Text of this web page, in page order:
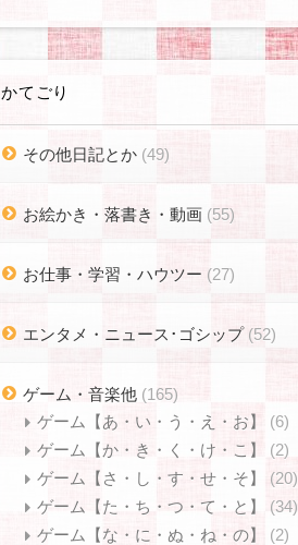
かてごり
その他日記とか (49)
お絵かき・落書き・動画 (55)
お仕事・学習・ハウツー (27)
エンタメ・ニュース･ゴシップ(52)
ゲーム・音楽他 (165)
ゲーム【あ・い・う・え・お】
(6)
ゲーム【か・き・く・け・こ】
(2)
ゲーム【さ・し・す・せ・そ】
(20)
ゲーム【た・ち・つ・て・と】
(34)
ゲーム【な・に・ぬ・ね・の】
(2)